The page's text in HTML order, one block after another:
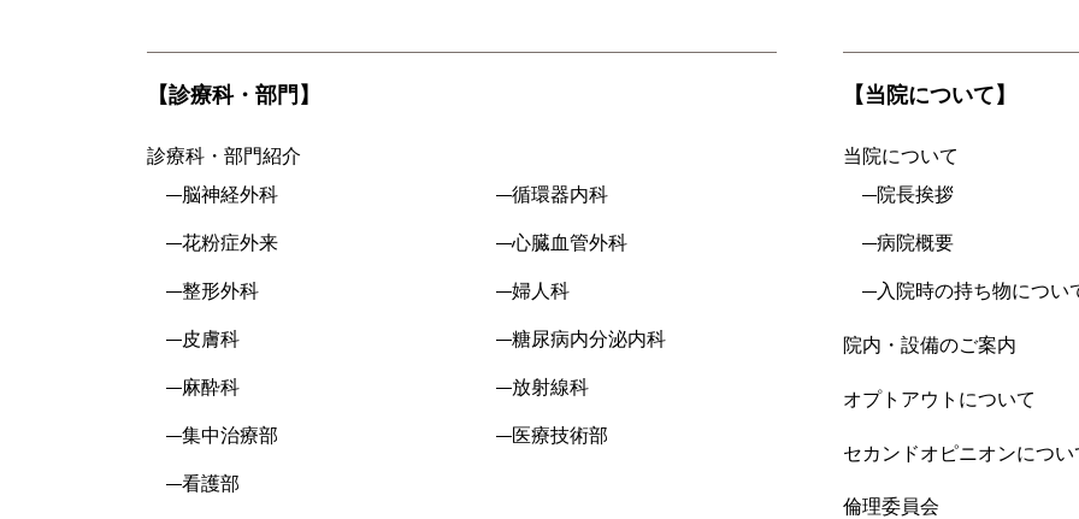
【診療科・部門】
診療科・部門紹介
脳神経外科
循環器内科
花粉症外来 心臓血管外科
整形外科 婦人科
皮膚科 糖尿病内分泌内科
麻酔科 放射線科
集中治療部 医療技術部
看護部
【当院について】
当院について
院長挨拶
病院概要
入院時の持ち物につい
院内・設備のご案内
オプトアウトについて
セカンドオピニオンについ
倫理委員会